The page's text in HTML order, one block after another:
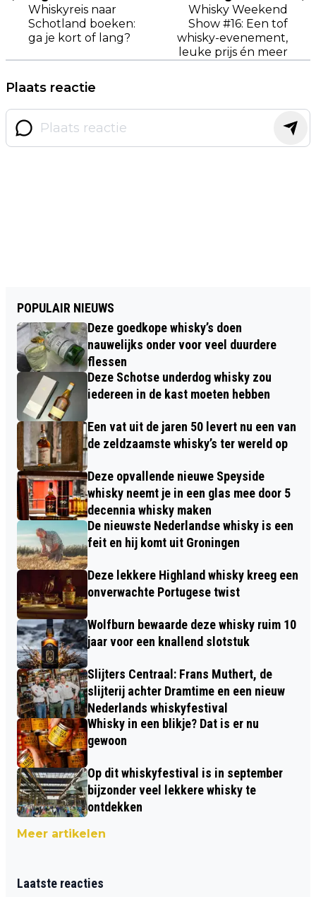
Whiskyreis naar
Schotland boeken:
ga je kort of lang?
Whisky Weekend
Show #16: Een tof
whisky-evenement,
leuke prijs én meer
Plaats reactie
POPULAIR NIEUWS
Deze goedkope whisky’s doen
nauwelijks onder voor veel duurdere
flessen
Deze Schotse underdog whisky zou
iedereen in de kast moeten hebben
Een vat uit de jaren 50 levert nu een van
de zeldzaamste whisky’s ter wereld op
Deze opvallende nieuwe Speyside
whisky neemt je in een glas mee door 5
decennia whisky maken
De nieuwste Nederlandse whisky is een
feit en hij komt uit Groningen
Deze lekkere Highland whisky kreeg een
onverwachte Portugese twist
Wolfburn bewaarde deze whisky ruim 10
jaar voor een knallend slotstuk
Slijters Centraal: Frans Muthert, de
slijterij achter Dramtime en een nieuw
Nederlands whiskyfestival
Whisky in een blikje? Dat is er nu
gewoon
Op dit whiskyfestival is in september
bijzonder veel lekkere whisky te
ontdekken
Meer artikelen
Laatste reacties